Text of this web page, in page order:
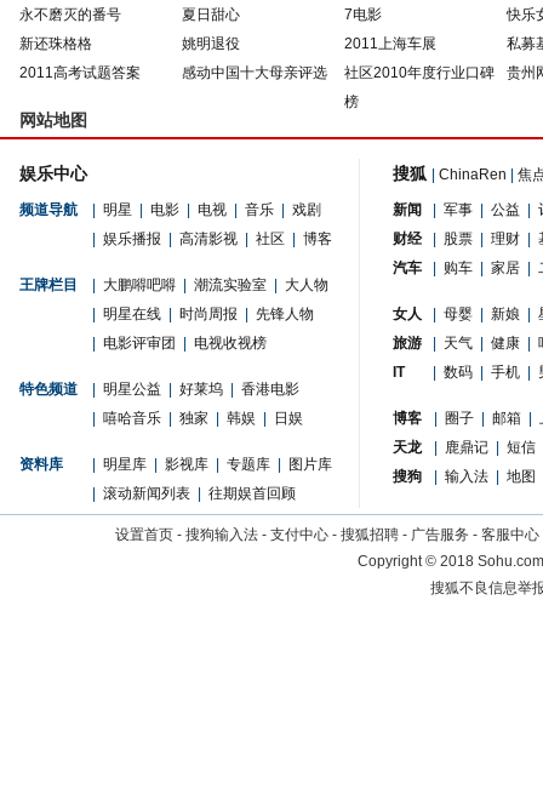
永不磨灭的番号 夏日甜心 7电影
快乐
新还珠格格
姚明退役 2011上海车展
私募
2011高考试题答案
感动中国十大母亲评选
社区2010年度行业口碑
榜
贵州
网站地图
娱乐中心
频道导航 明星 电影 电视 音乐
戏剧
娱乐播报 高清影视 社区 博客
王牌栏目 大鹏嘚吧嘚 潮流实验室
大人物
明星在线 时尚周报
先锋人物
电影评审团 电视收视榜
特色频道 明星公益 好莱坞
香港电影
嘻哈音乐 独家 韩娱 日娱
资料库 明星库 影视库 专题库
图片库
滚动新闻列表 往期娱首回顾
搜狐 ChinaRen 焦
新闻 军事 公益
财经
股票 理财
汽车
购车 家居
女人 母婴 新娘
旅游
天气 健康
IT
数码 手机
博客 圈子 邮箱
天龙
鹿鼎记
短信
搜狗
输入法 地图
设置首页 - 搜狗输入法 - 支付中心 - 搜狐招聘 - 广告服务 - 客服中心
Copyright©2018
搜狐不良信息举